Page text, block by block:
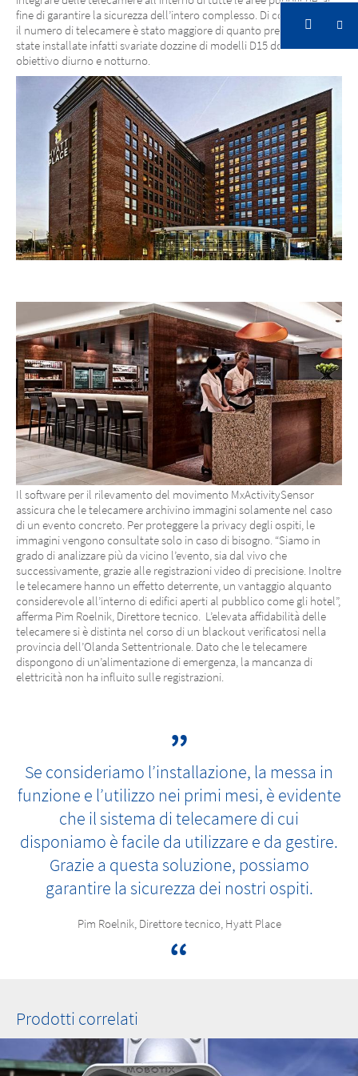
fine di garantire la sicurezza dell’intero complesso. Di conseguenza,
il numero di telecamere è stato maggiore di quanto previsto. Sono
state installate infatti svariate dozzine di modelli D15 dotati di
obiettivo diurno e notturno.
Il software per il rilevamento del movimento MxActivitySensor
assicura che le telecamere archivino immagini solamente nel caso
di un evento concreto. Per proteggere la privacy degli ospiti, le
immagini vengono consultate solo in caso di bisogno. “Siamo in
grado di analizzare più da vicino l’evento, sia dal vivo che
successivamente, grazie alle registrazioni video di precisione. Inoltre
le telecamere hanno un effetto deterrente, un vantaggio alquanto
considerevole all’interno di edifici aperti al pubblico come gli hotel”,
afferma Pim Roelnik, Direttore tecnico. L’elevata affidabilità delle
telecamere si è distinta nel corso di un blackout verificatosi nella
provincia dell’Olanda Settentrionale. Dato che le telecamere
dispongono di un’alimentazione di emergenza, la mancanza di
elettricità non ha influito sulle registrazioni.
Se consideriamo l’installazione, la messa in
funzione e l’utilizzo nei primi mesi, è evidente
che il sistema di telecamere di cui
disponiamo è facile da utilizzare e da gestire.
Grazie a questa soluzione, possiamo
garantire la sicurezza dei nostri ospiti.
Pim Roelnik, Direttore tecnico, Hyatt Place
Prodotti correlati